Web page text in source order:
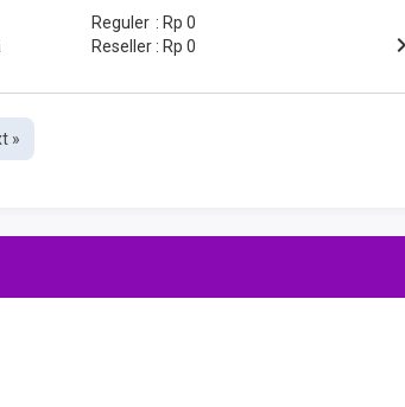
Reguler
Rp 0
Reseller
Rp 0
»